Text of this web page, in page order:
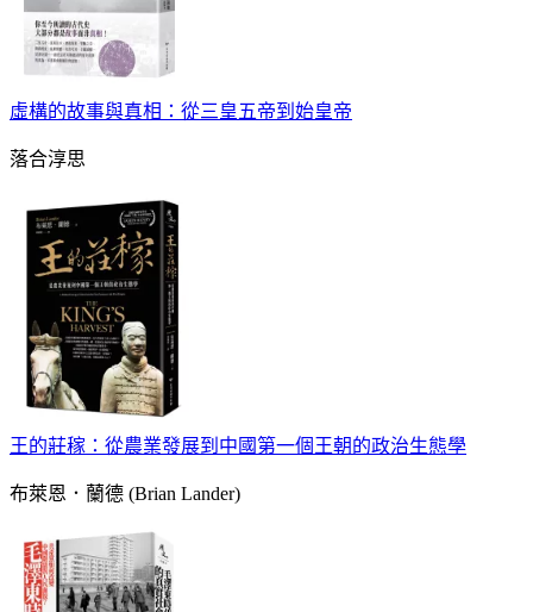
虛構的故事與真相：從三皇五帝到始皇帝
落合淳思
王的莊稼：從農業發展到中國第一個王朝的政治生態學
布萊恩．蘭德 (Brian Lander)